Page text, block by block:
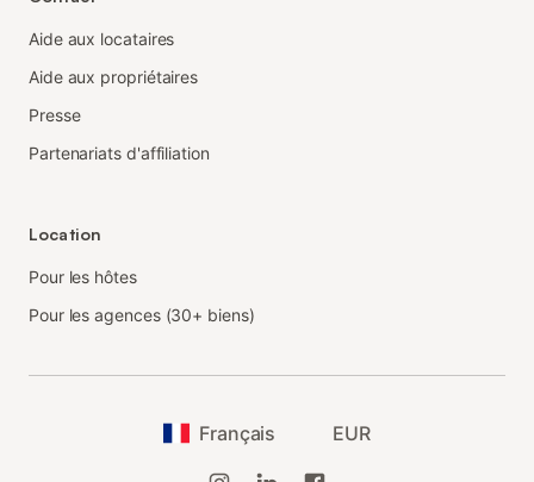
Aide aux locataires
Aide aux propriétaires
Presse
Partenariats d'affiliation
Location
Pour les hôtes
Pour les agences (30+ biens)
Français EUR